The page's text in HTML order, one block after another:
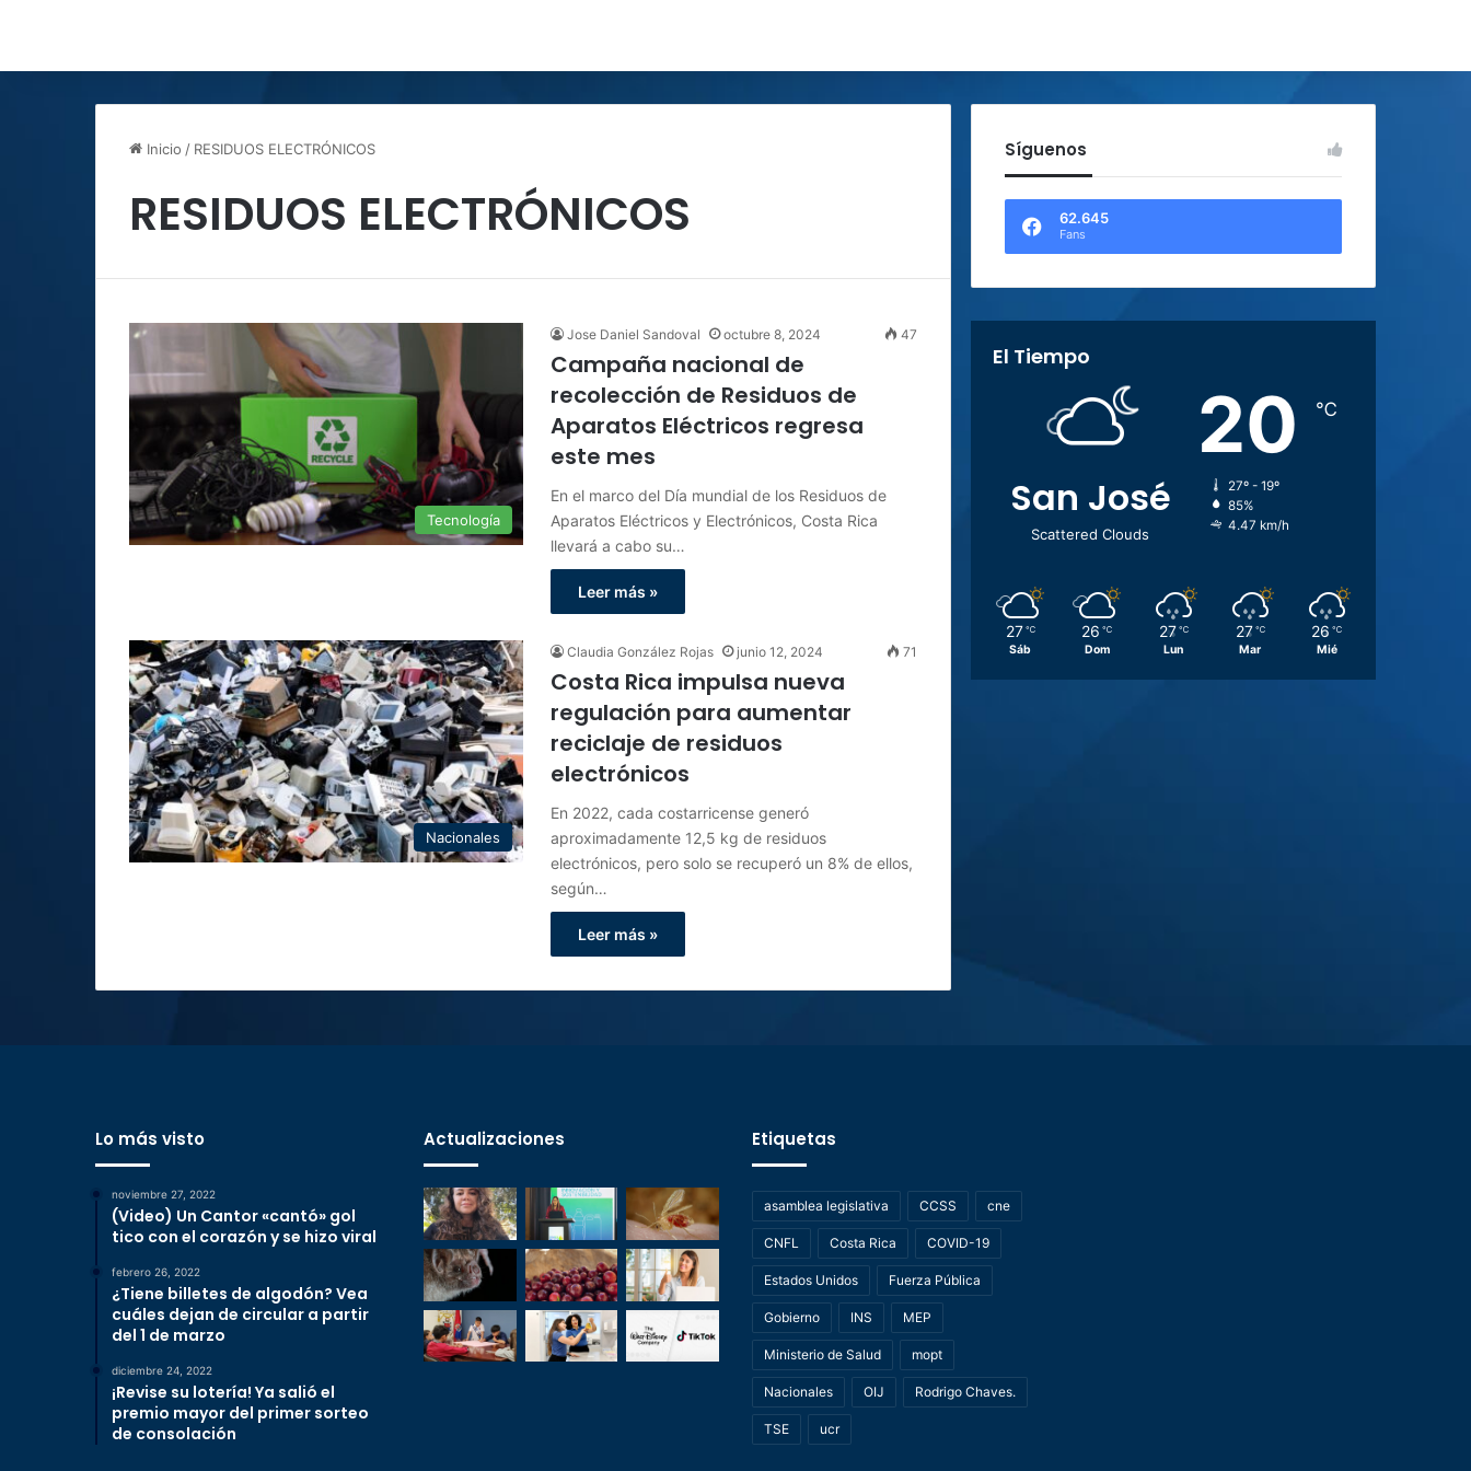
Inicio / RESIDUOS ELECTRÓNICOS
RESIDUOS ELECTRÓNICOS
Tecnología
Jose Daniel Sandoval octubre 8, 2024 47
Campaña nacional de
recolección de Residuos de
Aparatos Eléctricos regresa
este mes
En el marco del Día mundial de los Residuos de
Aparatos Eléctricos y Electrónicos, Costa Rica
llevará a cabo su…
Leer más »
Nacionales
Claudia González Rojas junio 12, 2024 71
Costa Rica impulsa nueva
regulación para aumentar
reciclaje de residuos
electrónicos
En 2022, cada costarricense generó
aproximadamente 12,5 kg de residuos
electrónicos, pero solo se recuperó un 8% de ellos,
según…
Leer más »
Síguenos
62.645
Fans
El Tiempo
San José
Scattered Clouds
20 ℃
27º - 19º
85%
4.47 km/h
27 ℃
Sáb
26 ℃
Dom
27 ℃
Lun
27 ℃
Mar
26 ℃
Mié
Lo más visto
noviembre 27, 2022
(Video) Un Cantor «cantó» gol
tico con el corazón y se hizo viral
febrero 26, 2022
¿Tiene billetes de algodón? Vea
cuáles dejan de circular a partir
del 1 de marzo
diciembre 24, 2022
¡Revise su lotería! Ya salió el
premio mayor del primer sorteo
de consolación
Actualizaciones Etiquetas
asamblea legislativa CCSS cne
CNFL Costa Rica COVID-19
Estados Unidos Fuerza Pública
Gobierno INS MEP
Ministerio de Salud mopt
Nacionales OIJ Rodrigo Chaves.
TSE ucr